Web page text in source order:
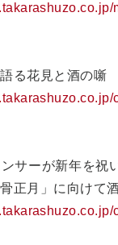
る花見と酒の噺
ンサーが新年を祝
正月」に向けて